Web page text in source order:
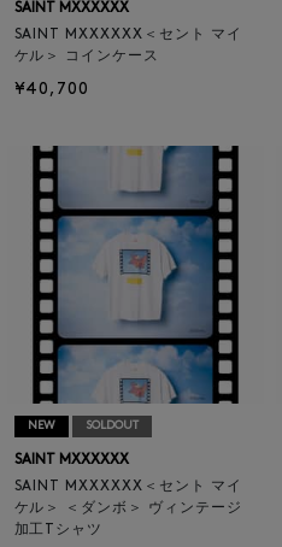
SAINT MXXXXXX
SAINT MXXXXXX＜セント マイ
ケル＞ コインケース
¥40,700
NEW SOLDOUT
SAINT MXXXXXX
SAINT MXXXXXX＜セント マイ
ケル＞ ＜ダンボ＞ ヴィンテージ
加工Tシャツ